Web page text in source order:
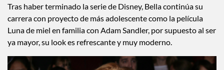
Tras haber terminado la serie de Disney, Bella continúa su
carrera con proyecto de más adolescente como la película
Luna de miel en familia con Adam Sandler, por supuesto al ser
ya mayor, su look es refrescante y muy moderno.